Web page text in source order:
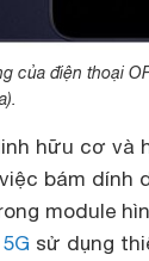
của điện thoại
hữu cơ và
bám dính
module
5G sử dụng